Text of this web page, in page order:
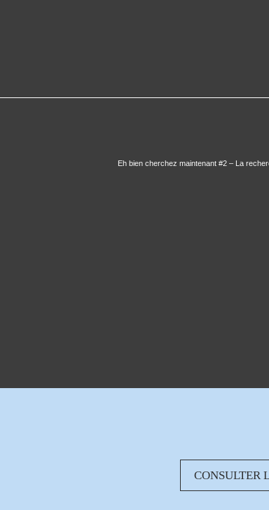
Eh bien cherchez maintenant #2 – La
CONSULTER